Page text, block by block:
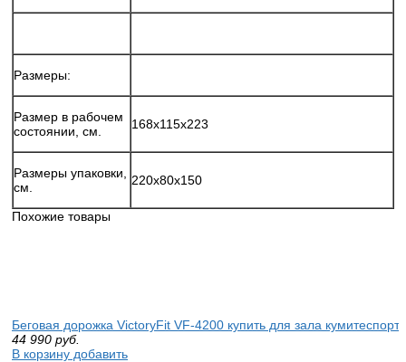
Размеры:
Размер в рабочем
состоянии, см.
168х115x223
Размеры упаковки,
см.
220х80x150
Похожие товары
Беговая дорожка VictoryFit VF-4200 купить для зала кумитеспорт
44 990 руб.
В корзину добавить